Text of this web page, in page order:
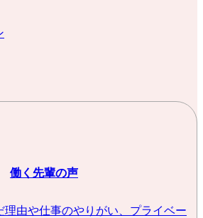
働く先輩の声
理由や仕事のやりがい、プライベー